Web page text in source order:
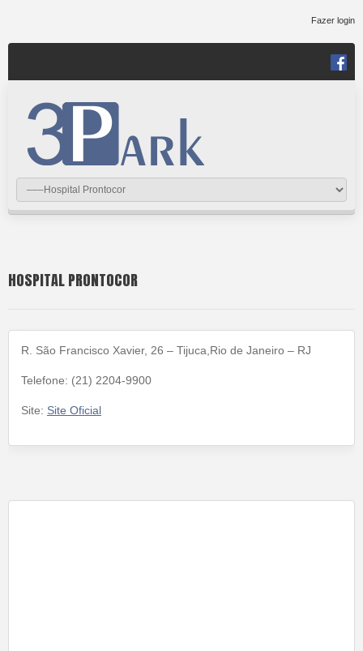
Fazer login
HOSPITAL PRONTOCOR
R. São Francisco Xavier, 26 – Tijuca,Rio de Janeiro – RJ
Telefone: (21) 2204-9900
Site: Site Oficial